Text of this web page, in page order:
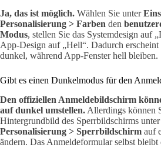
Ja, das ist möglich. Wählen Sie unter
Personalisierung > Farben den
Modus, stellen Sie das Systemdesign auf
App-Design auf „Hell“. Dadurch erscheint
dunkel, während App-Fenster hell bleiben.
Gibt es einen Dunkelmodus für den
Den offiziellen Anmeldebildschirm
auf dunkel umstellen. Allerdings können
Hintergrundbild des Sperrbildschirms unter
Personalisierung > Sperrbildschirm auf
ändern. Das Anmeldeformular selbst bleibt